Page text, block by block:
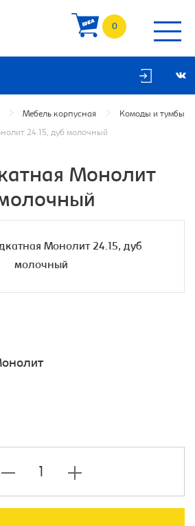
0
Мебель корпусная Комоды и тумбы
24.15, дуб молочный
Монолит